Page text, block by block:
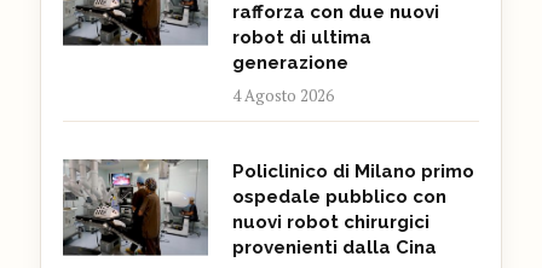
rafforza con due nuovi
robot di ultima
generazione
4 Agosto 2026
Policlinico di Milano primo
ospedale pubblico con
nuovi robot chirurgici
provenienti dalla Cina